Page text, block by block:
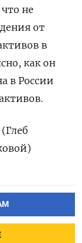
не
от
в
как он
в России